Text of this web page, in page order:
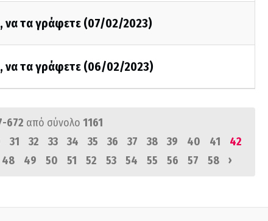
να τα γράφετε (07/02/2023)
να τα γράφετε (06/02/2023)
672 από σύνολο 1161
31 32 33 34 35 36 37 38 39 40 41
42
48 49 50 51 52 53 54 55 56 57 58 ›